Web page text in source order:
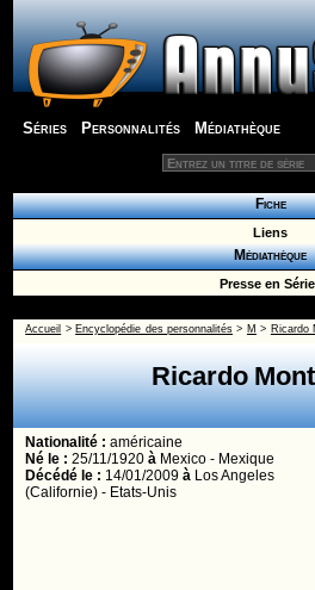
Séries Personnalités Médiathèque
Fiche
Liens
Médiathèque
Presse en
Accueil > Encyclopédie des personnalités > M > Ricardo
Ricardo
Nationalité :américaine
Né le :25/11/1920à Mexico - Mexique
Décédé le : 14/01/2009à Los Angeles
(Californie) - Etats-Unis